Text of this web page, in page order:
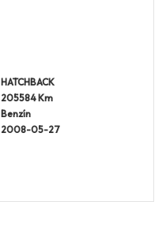
HATCHBACK
205584 Km
Benzín
2008-05-27